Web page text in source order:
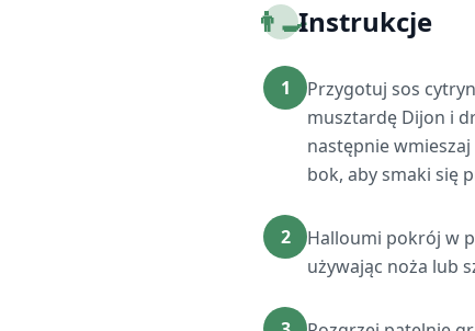
👨‍🍳Instrukcje
1
Przygotuj sos
musztardę Dijon i
następnie
bok, aby smaki się
2
Halloumi pokrój w
używając noża lub